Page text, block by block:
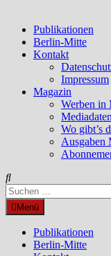
Publikationen
Berlin-Mitte
Kontakt
Impressum
Magazin
Werben in
Mediadaten
Wo gibt’s
Ausgaben
Suchen
nach:Menü
Publikationen
Berlin-Mitte